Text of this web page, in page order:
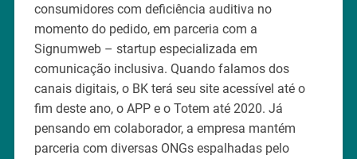
consumidores com deficiência auditiva no
momento do pedido, em parceria com a
Signumweb – startup especializada em
comunicação inclusiva. Quando falamos dos
canais digitais, o BK terá seu site acessível até o
fim deste ano, o APP e o Totem até 2020. Já
pensando em colaborador, a empresa mantém
parceria com diversas ONGs espalhadas pelo